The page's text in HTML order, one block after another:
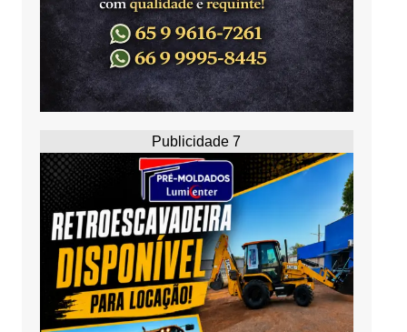
Publicidade 7